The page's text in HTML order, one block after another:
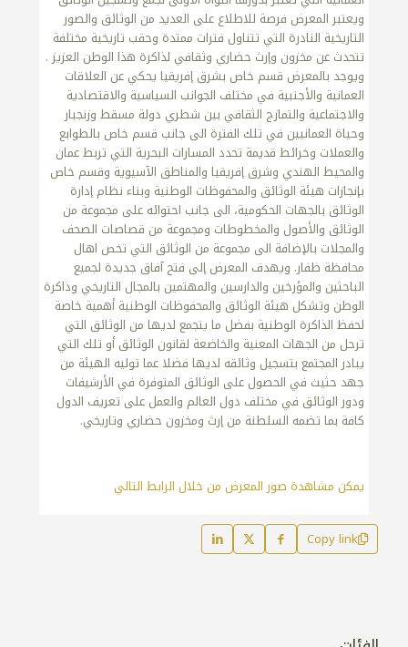
ويعتبر المعرض فرصة للاطلاع على العديد من الوثائق والصور
التاريخية النادرة التي تتناول فترات ممتدة وحقب تاريخية مختلفة
تتحدث عن مخزون وإرث حضاري وثقافي لذاكرة هذا الوطن العزيز .
ويوجد بالمعرض قسم خاص بشرق إفريقيا يحكي عن العلاقات
العمانية والأجنبية في مختلف الجوانب السياسية والاقتصادية
والاجتماعية والتمازج الثقافي بين شطري دولة مسقط وزنجبار
وحياة العمانيين في تلك الفترة الى جانب قسم خاص بالطوابع
والعملات وخرائط قديمة تحدد المسارات البحرية التي تربط عمان
والمحيط الهندي وشرق إفريقيا والمناطق الآسيوية وقسم خاص
بإنجازات هيئة الوثائق والمحفوظات الوطنية وبناء نظام إدارة
الوثائق بالجهات الحكومية، الى جانب احتوائه على مجموعة من
الوثائق والأصول والمخطوطات ومجموعة من قصاصات الصحف
والمجلات بالإضافة الى مجموعة من الوثائق التي تخص اهال
محافظة ظفار. ويهدف المعرض إلى فتح آفاق جديدة لجميع
الباحثين والمؤرخين والدارسين والمهتمين بالمجال التاريخي وذاكرة
الوطن وتشكل هيئة الوثائق والمحفوظات الوطنية أهمية خاصة
لحفظ الذاكرة الوطنية بفضل ما يتجمع لديها من الوثائق التي
ترحل من الجهات المعنية والخاضعة لقانون الوثائق أو تلك التي
يبادر المجتمع بتسجيل وثائقه لديها فضلا عما توليه الهيئة من
جهد حثيث في الحصول على الوثائق المتوفرة في الأرشيفات
ودور الوثائق في مختلف دول العالم والعمل على تعريف الدول
كافة بما تضمه السلطنة من إرث ومخزون حضاري وتاريخي.
يمكن مشاهدة صور المعرض من خلال الرابط التالي
Copy link